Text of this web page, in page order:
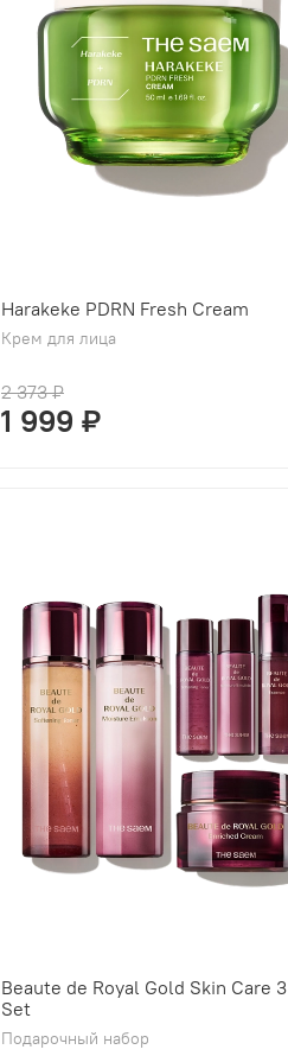
Harakeke PDRN Fresh Cream
Крем для лица
2 373 ₽
1 999 ₽
Beaute de Royal Gold Skin Care 3
Set
Подарочный набор